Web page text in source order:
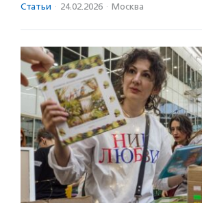
Статьи · 24.02.2026 · Москва